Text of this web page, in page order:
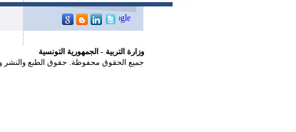
وزارة التربية - الجمهورية التونسية
جميع الحقوق محفوظة. حقوق الطبع والنشر و